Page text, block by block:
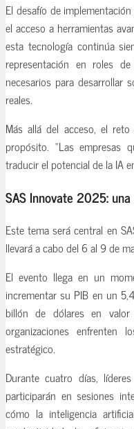
El desafío de
el acceso a herramientas
esta tecnología continúa
representación en roles
necesarios para desarrollar
reales.
Más allá del acceso, el
propósito. “Las empresas
traducir el potencial de la IA
SAS Innovate 2025:
Este tema será central en
llevará a cabo del 6 al 9 de
El evento llega en un
incrementar su PIB en un
billón de dólares en valor
organizaciones enfrenten
estratégico.
Durante cuatro días,
participarán en sesiones
cómo la inteligencia